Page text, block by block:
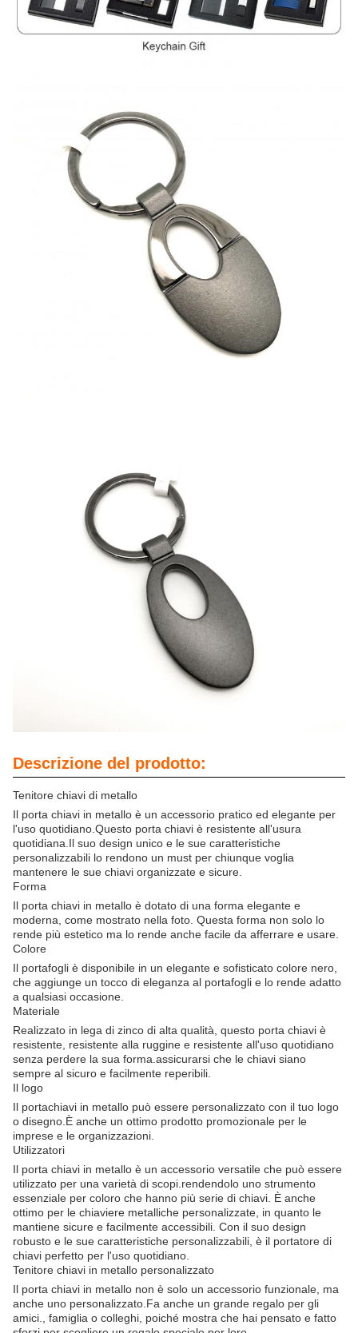
Descrizione del prodotto:
Tenitore chiavi di metallo
Il porta chiavi in metallo è un accessorio pratico ed elegante per
l'uso quotidiano.Questo porta chiavi è resistente all'usura
quotidiana.Il suo design unico e le sue caratteristiche
personalizzabili lo rendono un must per chiunque voglia
mantenere le sue chiavi organizzate e sicure.
Forma
Il porta chiavi in metallo è dotato di una forma elegante e
moderna, come mostrato nella foto. Questa forma non solo lo
rende più estetico ma lo rende anche facile da afferrare e usare.
Colore
Il portafogli è disponibile in un elegante e sofisticato colore nero,
che aggiunge un tocco di eleganza al portafogli e lo rende adatto
a qualsiasi occasione.
Materiale
Realizzato in lega di zinco di alta qualità, questo porta chiavi è
resistente, resistente alla ruggine e resistente all'uso quotidiano
senza perdere la sua forma.assicurarsi che le chiavi siano
sempre al sicuro e facilmente reperibili.
Il logo
Il portachiavi in metallo può essere personalizzato con il tuo logo
o disegno.È anche un ottimo prodotto promozionale per le
imprese e le organizzazioni.
Utilizzatori
Il porta chiavi in metallo è un accessorio versatile che può essere
utilizzato per una varietà di scopi.rendendolo uno strumento
essenziale per coloro che hanno più serie di chiavi. È anche
ottimo per le chiaviere metalliche personalizzate, in quanto le
mantiene sicure e facilmente accessibili. Con il suo design
robusto e le sue caratteristiche personalizzabili, è il portatore di
chiavi perfetto per l'uso quotidiano.
Tenitore chiavi in metallo personalizzato
Il porta chiavi in metallo non è solo un accessorio funzionale, ma
anche uno personalizzato.Fa anche un grande regalo per gli
amici., famiglia o colleghi, poiché mostra che hai pensato e fatto